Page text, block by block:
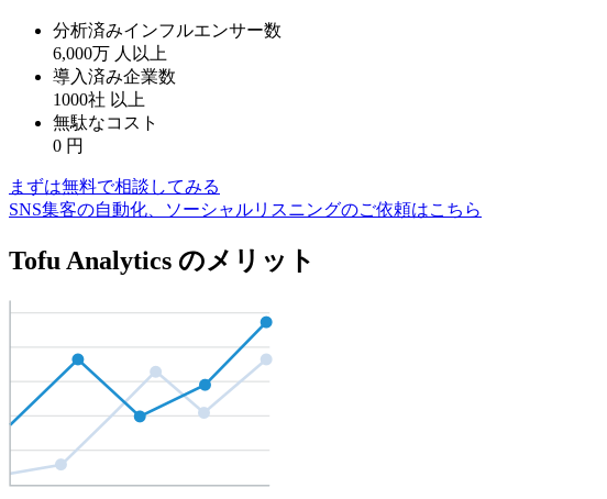
分析済みインフルエンサー数
6,000万 人以上
導入済み企業数
1000社 以上
無駄なコスト
0 円
まずは無料で相談してみる
SNS集客の自動化、ソーシャルリスニングのご依頼はこちら
Tofu Analytics のメリット